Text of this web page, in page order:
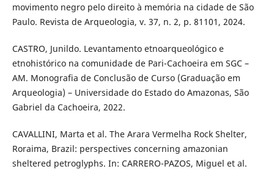
movimento negro pelo direito à memória na cidade de São
Paulo. Revista de Arqueologia, v. 37, n. 2, p. 81101, 2024.
CASTRO, Junildo. Levantamento etnoarqueológico e
etnohistórico na comunidade de Pari-Cachoeira em SGC –
AM. Monografia de Conclusão de Curso (Graduação em
Arqueologia) – Universidade do Estado do Amazonas, São
Gabriel da Cachoeira, 2022.
CAVALLINI, Marta et al. The Arara Vermelha Rock Shelter,
Roraima, Brazil: perspectives concerning amazonian
sheltered petroglyphs. In: CARRERO-PAZOS, Miguel et al.